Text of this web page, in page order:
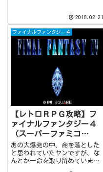
した。現代では歴史関係の研究
が進み、敗戦の様々な要因が各
所で述べられて...
2018.02.21
ファイナルファンタジー４
【レトロＲＰＧ攻略】フ
ァイナルファンタジー４
（スーパーファミコ
ン） まどうせんの復活
あの大爆発の中、命を落とした
と思われていたヤンですが、な
んとか一命を取り留めていまし